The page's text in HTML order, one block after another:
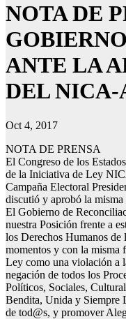
NOTA DE
ANTE LA
DEL NICA-
Oct 4, 2017
NOTA DE PRENSA
El Congreso de los
de la Iniciativa de Ley
Campaña Electoral
discutió y aprobó la
El Gobierno de
nuestra Posición frente a
los Derechos Humanos de
momentos y con la misma
Ley como una violación a
negación de todos los
Políticos, Sociales,
Bendita, Unida y Siempre
de tod@s, y promover